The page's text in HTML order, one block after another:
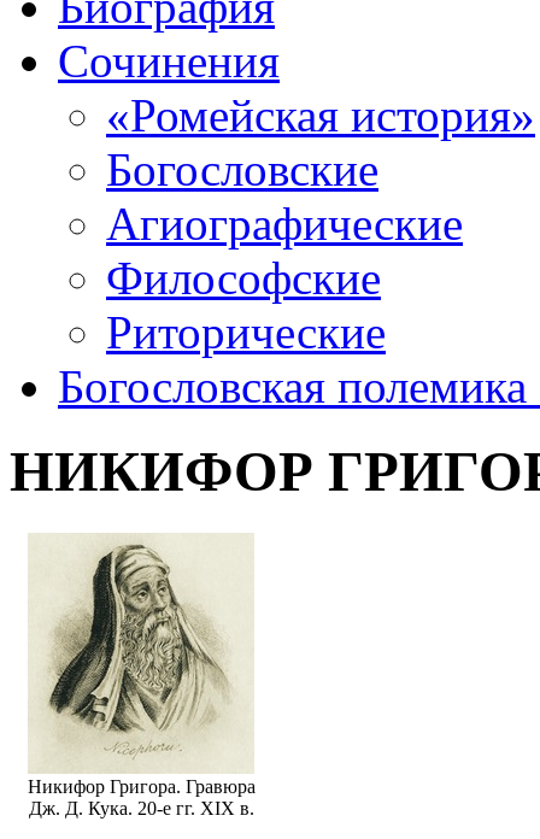
Сочинения
«Ромейская история»
Богословские
Агиографические
Философcкие
Риторические
Богословская
НИКИФОР
Никифор Григора. Гравюра
Дж. Д. Кука. 20-е гг. XIX в.